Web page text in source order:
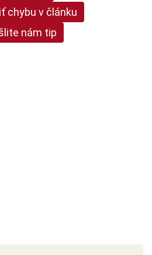
chybu v článku
nám tip